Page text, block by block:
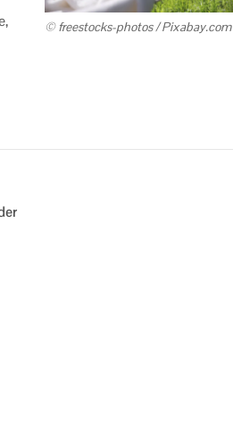
© freestocks-​photos / Pix­a­bay.com